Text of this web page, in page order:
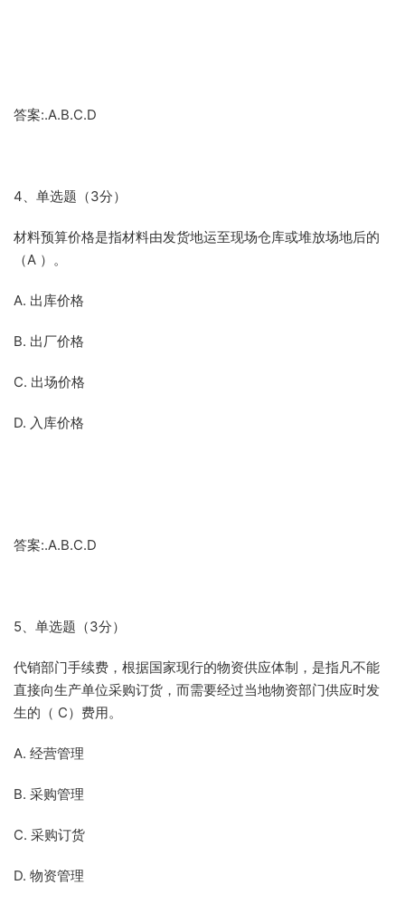
答案:.A.B.C.D
4、单选题（3分）
材料预算价格是指材料由发货地运至现场仓库或堆放场地后的
（A ）。
A. 出库价格
B. 出厂价格
C. 出场价格
D. 入库价格
答案:.A.B.C.D
5、单选题（3分）
代销部门手续费，根据国家现行的物资供应体制，是指凡不能
直接向生产单位采购订货，而需要经过当地物资部门供应时发
生的（ C）费用。
A. 经营管理
B. 采购管理
C. 采购订货
D. 物资管理